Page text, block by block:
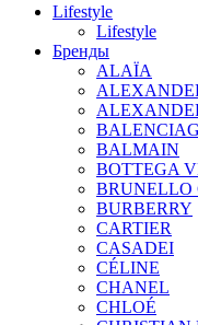
Lifestyle
Lifestyle
Бренды
ALAÏA
BALMAIN
BOTTEGA
BRUNELLO
BURBERRY
CARTIER
CASADEI
CÉLINE
CHANEL
CHLOÉ